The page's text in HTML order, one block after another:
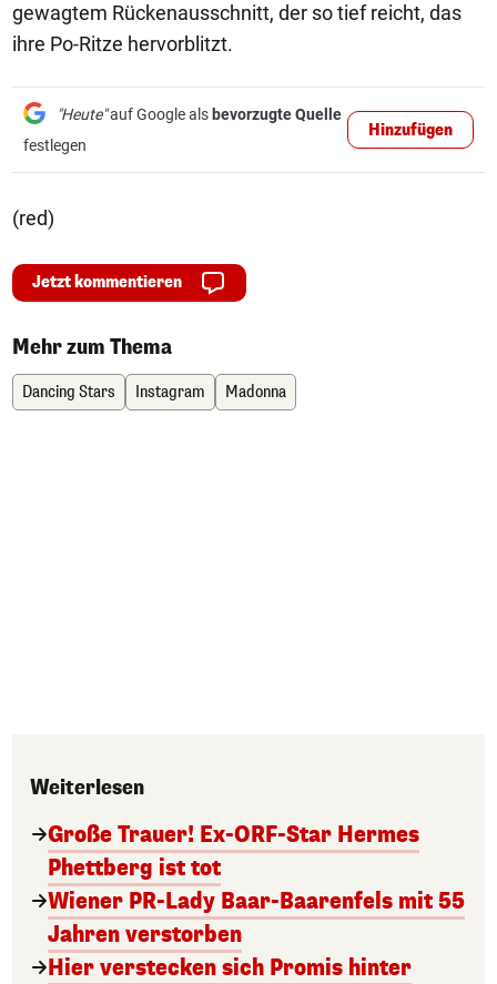
gewagtem Rückenausschnitt, der so tief reicht, das
ihre Po-Ritze hervorblitzt.
"Heute"auf Google als bevorzugte Quelle
festlegen
Hinzufügen
(red)
Jetzt kommentieren
Mehr zum Thema
Dancing Stars Instagram Madonna
Weiterlesen
Große Trauer! Ex-ORF-Star Hermes
Phettberg ist tot
Wiener PR-Lady Baar-Baarenfels mit 55
Jahren verstorben
Hier verstecken sich Promis hinter